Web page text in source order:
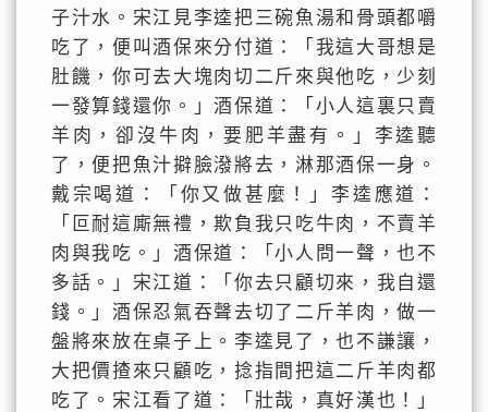
子汁水。宋江見李逵把三碗魚湯和骨頭都嚼
吃了，便叫酒保來分付道：「我這大哥想是
肚饑，你可去大塊肉切二斤來與他吃，少刻
一發算錢還你。」酒保道：「小人這裏只賣
羊肉，卻沒牛肉，要肥羊盡有。」李逵聽
了，便把魚汁擗臉潑將去，淋那酒保一身。
戴宗喝道：「你又做甚麼！」李逵應道：
「叵耐這廝無禮，欺負我只吃牛肉，不賣羊
肉與我吃。」酒保道：「小人問一聲，也不
多話。」宋江道：「你去只顧切來，我自還
錢。」酒保忍氣吞聲去切了二斤羊肉，做一
盤將來放在桌子上。李逵見了，也不謙讓，
大把價揸來只顧吃，捻指間把這二斤羊肉都
吃了。宋江看了道：「壯哉，真好漢也！」